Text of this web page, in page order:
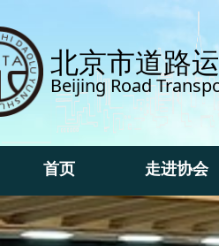
北京市道路
Beijing Road
首页
首页
走进协会
走进协会